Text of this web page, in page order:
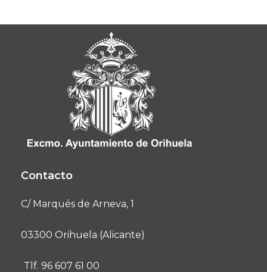
Contacto
C/ Marqués de Arneva, 1
03300 Orihuela (Alicante)
Tlf. 96 607 61 00